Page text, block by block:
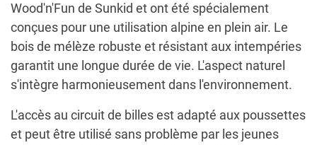
Wood'n'Fun de Sunkid et ont été spécialement
conçues pour une utilisation alpine en plein air. Le
bois de mélèze robuste et résistant aux intempéries
garantit une longue durée de vie. L'aspect naturel
s'intègre harmonieusement dans l'environnement.
L'accès au circuit de billes est adapté aux poussettes
et peut être utilisé sans problème par les jeunes